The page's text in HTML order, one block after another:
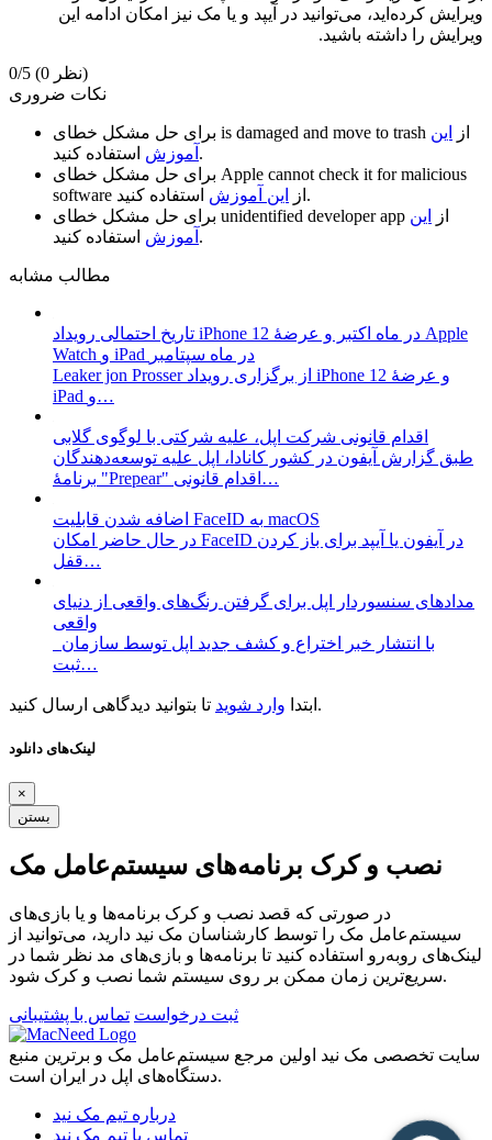
ویرایش کرده‌اید، می‌توانید در آیپد و یا مک نیز امکان ادامه این
ویرایش را داشته باشید.
0/5
(0 نظر)
نکات ضروری
is damaged and move to trash از
این
آموزش استفاده کنید.
Apple cannot check it for malicious
software
از این آموزش
استفاده کنید.
unidentified developer app از
این
آموزش استفاده کنید.
مطالب مشابه
تاریخ احتمالی رویداد iPhone 12 در ماه اکتبر و عرضۀ Apple
Watch و iPad در ماه سپتامبر
Leaker jon Prosser از برگزاری رویداد iPhone 12 و عرضۀ
iPad و…
طبق گزارش آیفون در کشور کانادا، اپل علیه توسعه‌دهندگان
برنامۀ "Prepear" اقدام قانونی…
اضافه شدن قابلیت FaceID به macOS
در حال حاضر امکان FaceID در آیفون یا آیپد برای باز کردن
قفل…
مداد‌های سنسوردار اپل برای گرفتن رنگ‌های واقعی از دنیای
ثبت…
ابتدا وارد شوید تا بتوانید دیدگاهی ارسال کنید.
لینک‌های دانلود
×
بستن
نصب و کرک برنامه‌های سیستم‌عامل مک
در صورتی که قصد نصب و کرک برنامه‌ها و یا بازی‌های
سیستم‌عامل مک را توسط کارشناسان مک نید دارید، می‌توانید از
لینک‌های رو‌به‌رو استفاده کنید تا برنامه‌ها و بازی‌های مد نظر شما در
سریع‌ترین زمان ممکن بر روی سیستم شما نصب و کرک شود.
ثبت درخواست تماس با پشتیبانی
سایت تخصصی مک نید اولین مرجع سیستم‌عامل مک و برترین منبع
دستگاه‌های اپل در ایران است.
درباره تیم مک نید
تماس با تیم مک نید